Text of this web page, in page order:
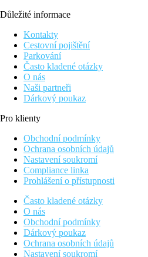
Důležité informace
Kontakty
Cestovní pojištění
Parkování
Často kladené otázky
O nás
Naši partneři
Dárkový poukaz
Pro klienty
Obchodní podmínky
Ochrana osobních údajů
Nastavení soukromí
Compliance linka
Prohlášení o přístupnosti
Často kladené otázky
O nás
Obchodní podmínky
Dárkový poukaz
Ochrana osobních údajů
Nastavení soukromí